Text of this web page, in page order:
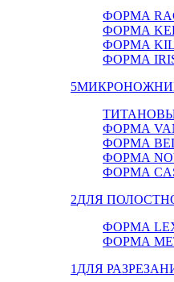
ФОРМА
ФОРМА
ФОРМА
ФОРМА
5
ФОРМА
ФОРМА
ФОРМА
ФОРМА
2ДЛЯ
ФОРМА
ФОРМА
1 ДЛЯ